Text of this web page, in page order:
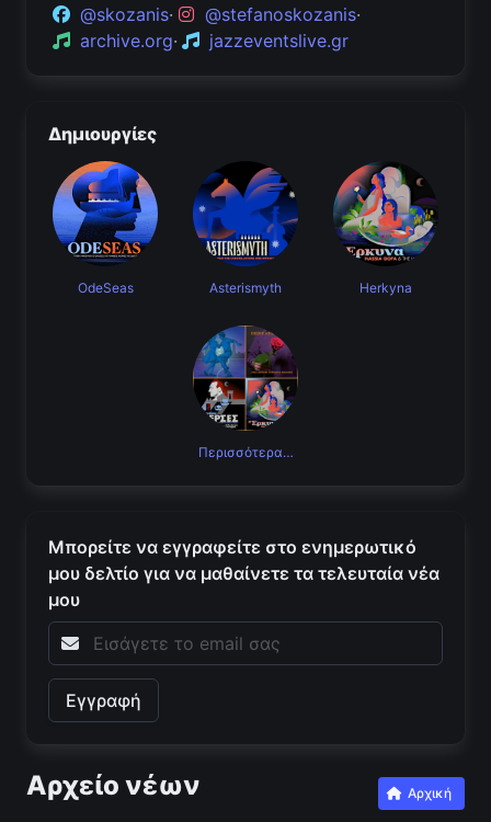
@skozanis· @stefanoskozanis·
archive.org· jazzeventslive.gr
Δημιουργίες
OdeSeas Asterismyth Herkyna
Περισσότερα…
Μπορείτε να εγγραφείτε στο ενημερωτικό
μου δελτίο για να μαθαίνετε τα τελευταία νέα
μου
Αρχείο νέων Αρχική